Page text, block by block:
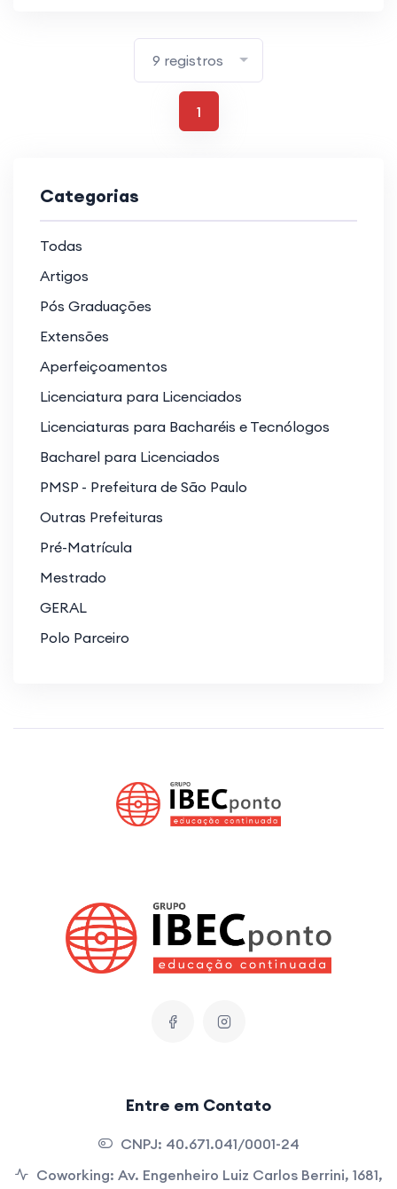
Categorias
Todas
Artigos
Pós Graduações
Extensões
Aperfeiçoamentos
Licenciatura para Licenciados
Licenciaturas para Bacharéis e Tecnólogos
Bacharel para Licenciados
PMSP - Prefeitura de São Paulo
Outras Prefeituras
Pré-Matrícula
Mestrado
GERAL
Polo Parceiro
9 registros
1
Entre em Contato
CNPJ: 40.671.041/0001-24
Coworking: Av. Engenheiro Luiz Carlos Berrini, 1681,